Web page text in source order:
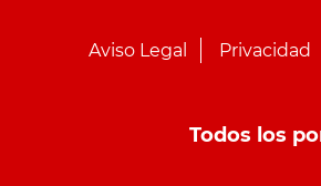
Aviso Legal Privacidad
Todos los